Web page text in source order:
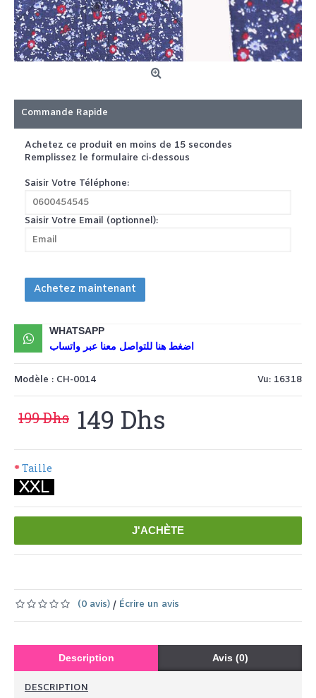
Commande Rapide
Achetez ce produit en moins de 15 secondes
Remplissez le formulaire ci-dessous
Saisir Votre Téléphone:
Saisir Votre Email (optionnel):
Achetez maintenant
WHATSAPP
اضغط هنا للتواصل معنا عبر واتساب
Vu: 16318
Modèle : CH-0014
199 Dhs 149 Dhs
Taille
XXL
J'ACHÈTE
(0 avis) / Écrire un avis
Description Avis (0)
DESCRIPTION